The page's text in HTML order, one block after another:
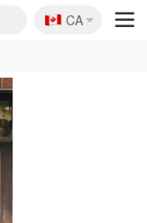
🇨🇦
CA